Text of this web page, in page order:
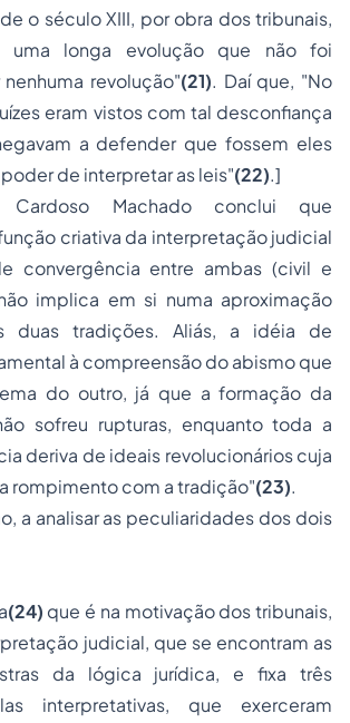
o século XIII, por obra dos tribunais,
uma longa evolução que não foi
revolução"(21). Daí que, "No
eram vistos com tal desconfiança
a defender que fossem eles
de interpretar as leis"(22).]
Cardoso Machado conclui que
criativa da interpretação judicial
convergência entre ambas (civil e
implica em si numa aproximação
duas tradições. Aliás, a idéia de
à compreensão do abismo que
do outro, já que a formação da
sofreu rupturas, enquanto toda a
deriva de ideais revolucionários cuja
rompimento com a tradição"(23).
a analisar as peculiaridades dos dois
(24) que é na motivação dos tribunais,
judicial, que se encontram as
da lógica jurídica, e fixa três
interpretativas, que exerceram